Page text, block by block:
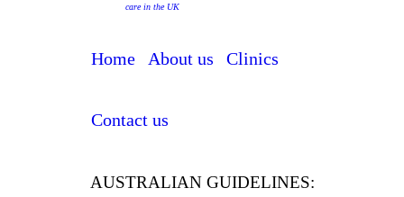
care in the UK
Home About us Clinics
Contact us
AUSTRALIAN GUIDELINES: